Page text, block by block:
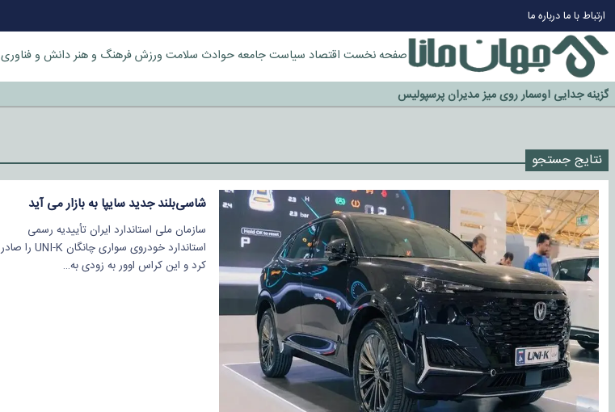
ارتباط با مادرباره ما
صفحه نخست اقتصاد سیاستجامعهحوادث سلامت ورزشفرهنگ و هنردانش و فناوری
چرا طلا دوباره افزایشی شد؟
گزینه جدایی اوسمار روی میز مدیران پرسپولیس
سازمان اطلاعات سپاه: پروژه دولت ترامپ برای مهار چین، روسیه و اروپا شکست خورد
نتایج جستجو
شاسی‌بلند جدید سایپا به بازار می آید
سازمان ملی استاندارد ایران تأییدیه رسمی
استاندارد خودروی سواری چانگان UNI-K را صادر
کرد و این کراس اوور به زودی به…